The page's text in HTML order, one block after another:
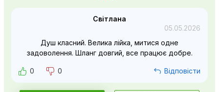
Світлана
05.05.2026
Душ класний. Велика лійка, митися одне
задоволення. Шланг довгий, все працює добре.
0 0 Відповісти